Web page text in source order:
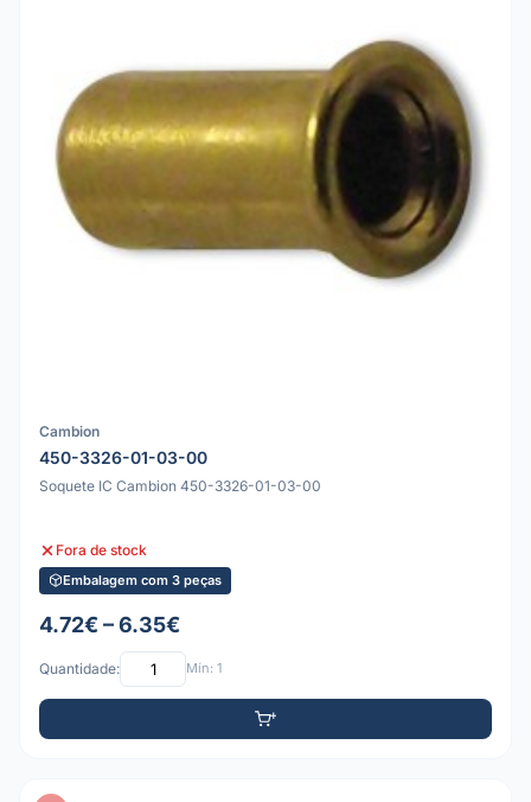
Cambion
450-3326-01-03-00
Soquete IC Cambion 450-3326-01-03-00
Fora de stock
Embalagem com 3 peças
4.72€ – 6.35€
Quantidade: Mín: 1